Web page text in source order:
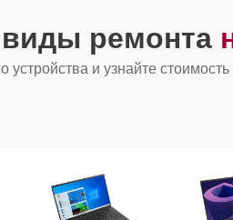
ремонта
и узнайте